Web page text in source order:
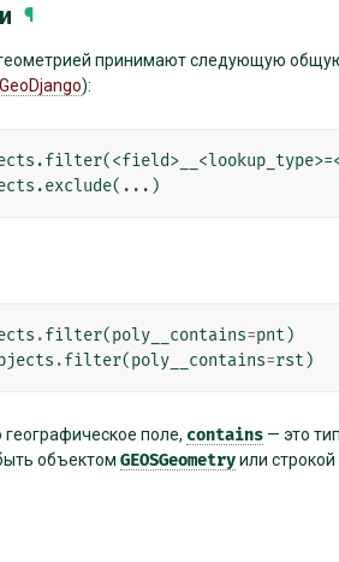
¶
принимают следующую
):
.filter(poly__contains=pnt )
.filter(poly__contains=rst )
географическое поле, contains — это
объектом GEOSGeometryили строкой